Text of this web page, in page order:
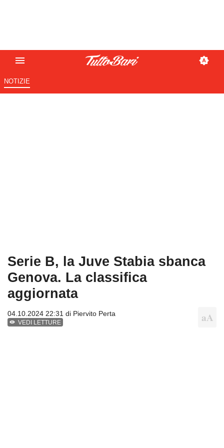
NOTIZIE
Serie B, la Juve Stabia sbanca
Genova. La classifica
aggiornata
04.10.2024 22:31 di Piervito Perta
VEDI LETTURE